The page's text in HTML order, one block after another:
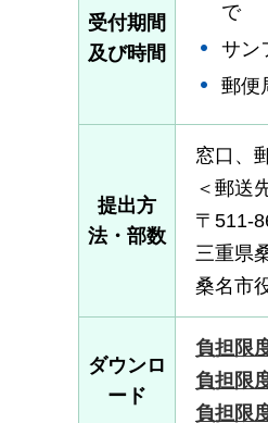
受付期間
及び時間
で
サン
郵便
提出方
法・部数
窓口、
＜郵送
〒511-
三重県
桑名市
ダウンロ
ード
負担限
負担限
負担限